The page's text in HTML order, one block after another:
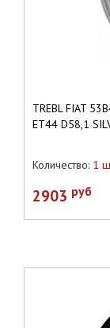
TREBL FIAT
ET44 D58,1
Количество: 1
2903 руб